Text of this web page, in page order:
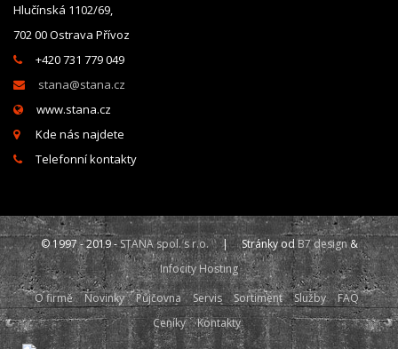
Hlučínská 1102/69,
702 00 Ostrava Přívoz
+420 731 779 049
stana@stana.cz
www.stana.cz
Kde nás najdete
Telefonní kontakty
© 1997 - 2019 -STANA spol. s r.o.| Stránky odB7 design&
Infocity Hosting
O firmě
Novinky Půjčovna Servis Sortiment Služby
FAQ
Ceníky
Kontakty